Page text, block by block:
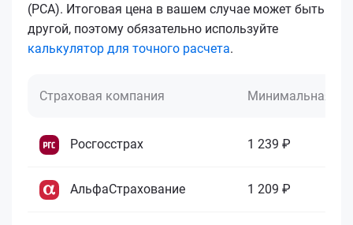
(РСА). Итоговая цена в вашем случае может быть
другой, поэтому обязательно используйте
калькулятор для точного расчета.
Страховая компания Минимальная
Росгосстрах 1 239 ₽
АльфаСтрахование 1 209 ₽